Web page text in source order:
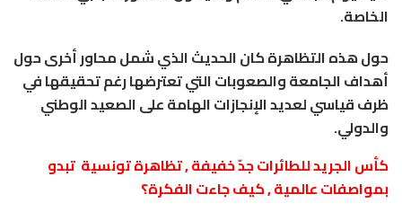
الخاصة.
حول هذه التظاهرة كان الحديث الذي شمل محاور أخرى حول
أهداف الجامعة والصعوبات التي تعترضها رغم تحقيقها في
ظرف قياسي لعديد الإنجازات الهامة على الصعيد الوطني
والدولي.
كأس الجريد للطائرات جدّ خفيفة , تظاهرة تونسية تبدو
بمواصفات عالمية , كيف جاءت الفكرة؟